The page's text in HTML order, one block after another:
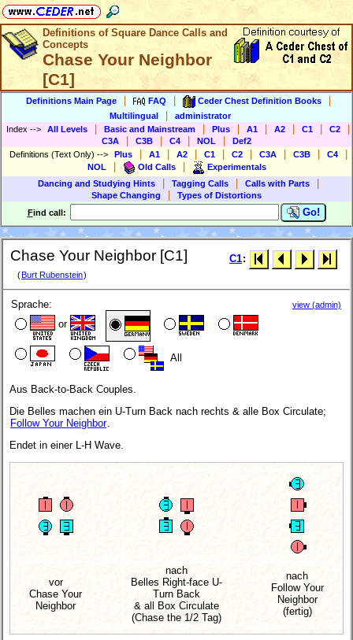
Definitions of Square Dance Calls and
Concepts
Chase Your Neighbor
[C1]
Definitions Main Page FAQ Ceder Chest Definition Books
Multilingual
administrator
Index --> All Levels Basic and Mainstream Plus A1 A2 C1 C2
C3A C3B C4 NOL
Def2
Definitions (Text Only) --> Plus A1 A2 C1 C2 C3A C3B C4
NOL Old Calls
Experimentals
Dancing and Studying Hints
Tagging Calls Calls with Parts
Shape Changing
Types of Distortions
Find call: Go!
Chase Your Neighbor [C1]
( Burt Rubenstein)
C1:
Sprache:
or
All
view (admin)
Aus Back-to-Back Couples.
Die Belles machen ein U-Turn Back nach rechts & alle Box Circulate;
Follow Your Neighbor
Endet in einer L-H Wave.
vor
Chase Your
Neighbor
nach
Belles Right-face U-
Turn Back
& all Box Circulate
(Chase the 1/2 Tag)
nach
Follow Your
Neighbor
(fertig)